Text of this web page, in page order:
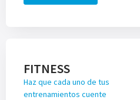
FITNESS
Haz que cada uno de tus
entrenamientos cuente